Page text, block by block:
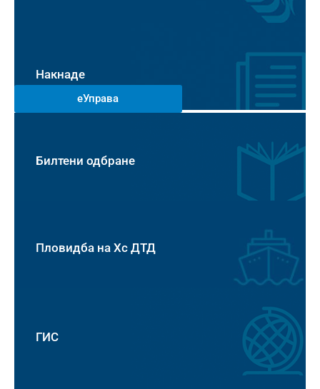
Накнаде
еУправа
Билтени одбране
Пловидба на Хс ДТД
ГИС